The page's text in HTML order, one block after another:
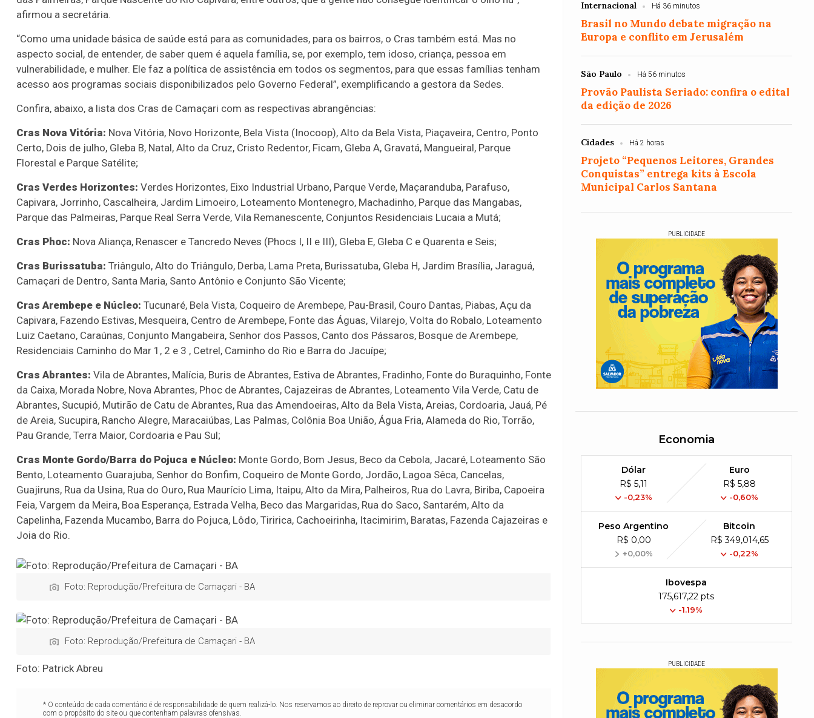
afirmou a secretária.
“Como uma unidade básica de saúde está para as comunidades, para os bairros, o Cras também está. Mas no
aspecto social, de entender, de saber quem é aquela família, se, por exemplo, tem idoso, criança, pessoa em
vulnerabilidade, e mulher. Ele faz a política de assistência em todos os segmentos, para que essas famílias tenham
acesso aos programas sociais disponibilizados pelo Governo Federal”, exemplificando a gestora da Sedes.
Confira, abaixo, a lista dos Cras de Camaçari com as respectivas abrangências:
Cras Nova Vitória: Nova Vitória, Novo Horizonte, Bela Vista (Inocoop), Alto da Bela Vista, Piaçaveira, Centro, Ponto
Certo, Dois de julho, Gleba B, Natal, Alto da Cruz, Cristo Redentor, Ficam, Gleba A, Gravatá, Mangueiral, Parque
Florestal e Parque Satélite;
Cras Verdes Horizontes: Verdes Horizontes, Eixo Industrial Urbano, Parque Verde, Maçaranduba, Parafuso,
Capivara, Jorrinho, Cascalheira, Jardim Limoeiro, Loteamento Montenegro, Machadinho, Parque das Mangabas,
Parque das Palmeiras, Parque Real Serra Verde, Vila Remanescente, Conjuntos Residenciais Lucaia a Mutá;
Cras Phoc: Nova Aliança, Renascer e Tancredo Neves (Phocs I, II e III), Gleba E, Gleba C e Quarenta e Seis;
Cras Burissatuba: Triângulo, Alto do Triângulo, Derba, Lama Preta, Burissatuba, Gleba H, Jardim Brasília, Jaraguá,
Camaçari de Dentro, Santa Maria, Santo Antônio e Conjunto São Vicente;
Cras Arembepe e Núcleo: Tucunaré, Bela Vista, Coqueiro de Arembepe, Pau-Brasil, Couro Dantas, Piabas, Açu da
Capivara, Fazendo Estivas, Mesqueira, Centro de Arembepe, Fonte das Águas, Vilarejo, Volta do Robalo, Loteamento
Luiz Caetano, Caraúnas, Conjunto Mangabeira, Senhor dos Passos, Canto dos Pássaros, Bosque de Arembepe,
Residenciais Caminho do Mar 1, 2 e 3 , Cetrel, Caminho do Rio e Barra do Jacuípe;
Cras Abrantes: Vila de Abrantes, Malícia, Buris de Abrantes, Estiva de Abrantes, Fradinho, Fonte do Buraquinho, Fonte
da Caixa, Morada Nobre, Nova Abrantes, Phoc de Abrantes, Cajazeiras de Abrantes, Loteamento Vila Verde, Catu de
Abrantes, Sucupió, Mutirão de Catu de Abrantes, Rua das Amendoeiras, Alto da Bela Vista, Areias, Cordoaria, Jauá, Pé
de Areia, Sucupira, Rancho Alegre, Maracaiúbas, Las Palmas, Colônia Boa União, Água Fria, Alameda do Rio, Torrão,
Pau Grande, Terra Maior, Cordoaria e Pau Sul;
Cras Monte Gordo/Barra do Pojuca e Núcleo: Monte Gordo, Bom Jesus, Beco da Cebola, Jacaré, Loteamento São
Bento, Loteamento Guarajuba, Senhor do Bonfim, Coqueiro de Monte Gordo, Jordão, Lagoa Sêca, Cancelas,
Guajiruns, Rua da Usina, Rua do Ouro, Rua Maurício Lima, Itaipu, Alto da Mira, Palheiros, Rua do Lavra, Biriba, Capoeira
Feia, Vargem da Meira, Boa Esperança, Estrada Velha, Beco das Margaridas, Rua do Saco, Santarém, Alto da
Capelinha, Fazenda Mucambo, Barra do Pojuca, Lôdo, Tiririca, Cachoeirinha, Itacimirim, Baratas, Fazenda Cajazeiras e
Joia do Rio.
Foto: Reprodução/Prefeitura de Camaçari - BA
Foto: Reprodução/Prefeitura de Camaçari - BA
Foto: Patrick Abreu
* O conteúdo de cada comentário é de responsabilidade de quem realizá-lo. Nos reservamos ao direito de reprovar ou eliminar comentários em desacordo
com o propósito do site ou que contenham palavras ofensivas.
Internacional Há 36 minutos
Brasil no Mundo debate migração na
Europa e conflito em Jerusalém
São Paulo Há 56 minutos
Provão Paulista Seriado: confira o edital
da edição de 2026
Cidades Há 2 horas
Projeto “Pequenos Leitores, Grandes
Conquistas” entrega kits à Escola
Municipal Carlos Santana
PUBLICIDADE
Economia
Dólar
R$ 5,11
-0,23%
Euro
R$ 5,88
-0,60%
Peso Argentino
R$ 0,00
+0,00%
Bitcoin
R$ 349,014,65
-0,22%
Ibovespa
175,617,22 pts
-1.19%
PUBLICIDADE